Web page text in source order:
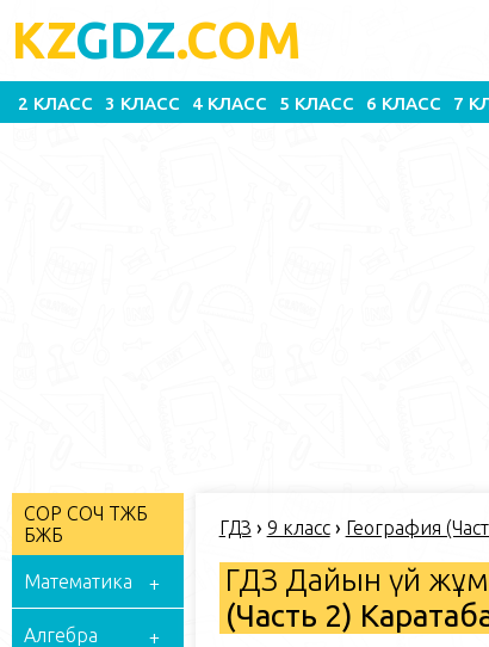
KZGDZ.COM
2 КЛАСС 3 КЛАСС 4 КЛАСС 5 КЛАСС 6 КЛАСС 7
СОР СОЧ ТЖБ
БЖБ
Математика
Алгебра
ГДЗ › 9 класс› География
ГДЗ Дайын үй
(Часть 2)